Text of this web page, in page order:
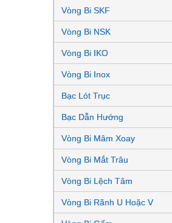
Vòng Bi SKF
Vòng Bi NSK
Vòng Bi IKO
Vòng Bi Inox
Bạc Lót Trục
Bạc Dẫn Hướng
Vòng Bi Mâm Xoay
Vòng Bi Mắt Trâu
Vòng Bi Lệch Tâm
Vòng Bi Rãnh U Hoặc V